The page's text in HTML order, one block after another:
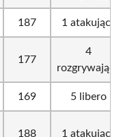
187 1 atakujący
177
4
rozgrywający
169 5 libero
188 1 atakujący